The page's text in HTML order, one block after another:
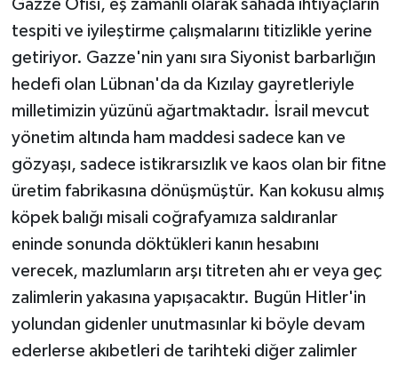
Gazze Ofisi, eş zamanlı olarak sahada ihtiyaçların
tespiti ve iyileştirme çalışmalarını titizlikle yerine
getiriyor. Gazze'nin yanı sıra Siyonist barbarlığın
hedefi olan Lübnan'da da Kızılay gayretleriyle
milletimizin yüzünü ağartmaktadır. İsrail mevcut
yönetim altında ham maddesi sadece kan ve
gözyaşı, sadece istikrarsızlık ve kaos olan bir fitne
üretim fabrikasına dönüşmüştür. Kan kokusu almış
köpek balığı misali coğrafyamıza saldıranlar
eninde sonunda döktükleri kanın hesabını
verecek, mazlumların arşı titreten ahı er veya geç
zalimlerin yakasına yapışacaktır. Bugün Hitler'in
yolundan gidenler unutmasınlar ki böyle devam
ederlerse akıbetleri de tarihteki diğer zalimler